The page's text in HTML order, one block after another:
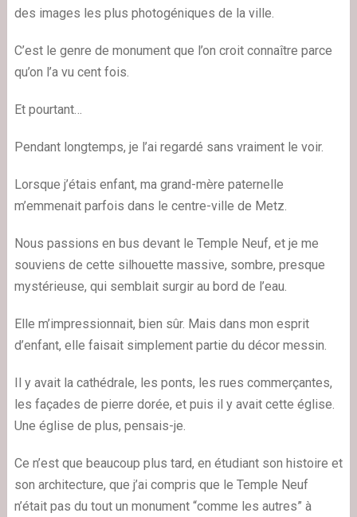
des images les plus photogéniques de la ville.
C’est le genre de monument que l’on croit connaître parce
qu’on l’a vu cent fois.
Et pourtant…
Pendant longtemps, je l’ai regardé sans vraiment le voir.
Lorsque j’étais enfant, ma grand-mère paternelle
m’emmenait parfois dans le centre-ville de Metz.
Nous passions en bus devant le Temple Neuf, et je me
souviens de cette silhouette massive, sombre, presque
mystérieuse, qui semblait surgir au bord de l’eau.
Elle m’impressionnait, bien sûr. Mais dans mon esprit
d’enfant, elle faisait simplement partie du décor messin.
Il y avait la cathédrale, les ponts, les rues commerçantes,
les façades de pierre dorée, et puis il y avait cette église.
Une église de plus, pensais-je.
Ce n’est que beaucoup plus tard, en étudiant son histoire et
son architecture, que j’ai compris que le Temple Neuf
n’était pas du tout un monument “comme les autres” à